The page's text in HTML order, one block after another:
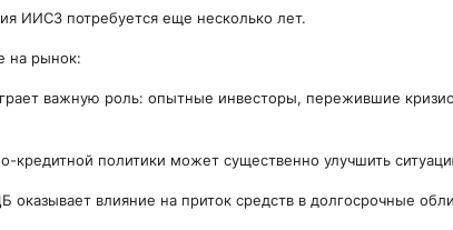
ИИС3 потребуется еще несколько лет.
на рынок:
важную роль: опытные инвесторы, пережившие
кредитной политики может существенно улучшить
оказывает влияние на приток средств в долгосрочные